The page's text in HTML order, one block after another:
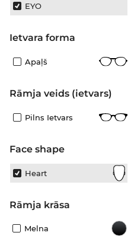
EYO
Ietvara forma
Apaļš
Rāmja veids (ietvars)
Pilns Ietvars
Face shape
Heart
Rāmja krāsa
Melna